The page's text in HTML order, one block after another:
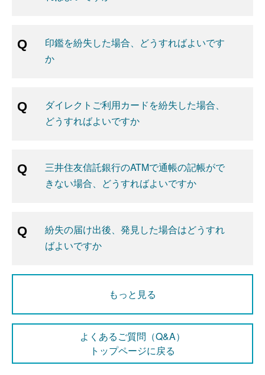
印鑑を紛失した場合、どうすればよいです
か
ダイレクトご利用カードを紛失した場合、
どうすればよいですか
三井住友信託銀行のATMで通帳の記帳がで
きない場合、どうすればよいですか
紛失の届け出後、発見した場合はどうすれ
ばよいですか
もっと見る
よくあるご質問（Q&A）
トップページに戻る